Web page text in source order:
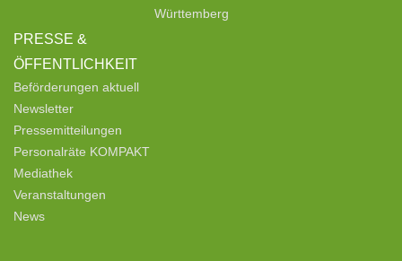
PRESSE &
ÖFFENTLICHKEIT
Beförderungen aktuell
Newsletter
Pressemitteilungen
Personalräte KOMPAKT
Mediathek
Veranstaltungen
News
Württemberg